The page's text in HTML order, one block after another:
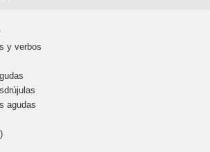
y verbos
agudas